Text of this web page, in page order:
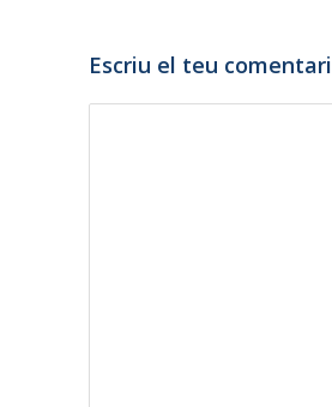
Escriu el teu comentari